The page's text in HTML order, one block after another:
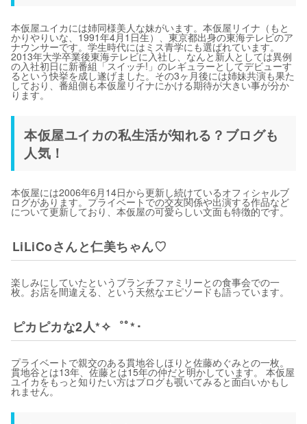
本仮屋ユイカには姉同様美人な妹がいます。本仮屋リイナ（もと
かりやりいな、1991年4月1日生）、東京都出身の東海テレビのア
ナウンサーです。学生時代にはミス青学にも選ばれています。
2013年大学卒業後東海テレビに入社し、なんと新人としては異例
の入社初日に新番組「スイッチ!」のレギュラーとしてデビューす
るという快挙を成し遂げました。その3ヶ月後には姉妹共演も果た
しており、番組側も本仮屋リイナにかける期待が大きい事が分か
ります。
本仮屋ユイカの私生活が知れる？ブログも
人気！
本仮屋には2006年6月14日から更新し続けているオフィシャルブ
ログがあります。プライベートでの交友関係や出演する作品など
について更新しており、本仮屋の可愛らしい文面も特徴的です。
LiLiCoさんと仁美ちゃん♡
楽しみにしていたというブランチファミリーとの食事会での一
枚。お店を間違える、という天然なエピソードも語っています。
ピカピカな2人*✧゜ﾟ*･
プライベートで親交のある貫地谷しほりと佐藤めぐみとの一枚。
貫地谷とは13年、佐藤とは15年の仲だと明かしています。 本仮屋
ユイカをもっと知りたい方はブログも覗いてみると面白いかもし
れません。